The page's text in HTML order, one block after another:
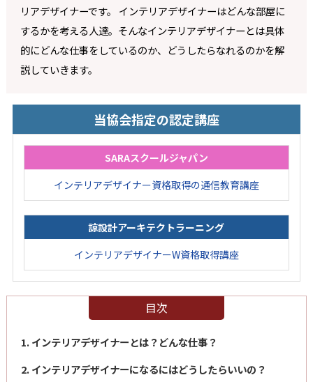
リアデザイナーです。 インテリアデザイナーはどんな部屋に
するかを考える人達。そんなインテリアデザイナーとは具体
的にどんな仕事をしているのか、どうしたらなれるのかを解
説していきます。
当協会指定の認定講座
SARAスクールジャパン
インテリアデザイナー資格取得の通信教育講座
諒設計アーキテクトラーニング
インテリアデザイナーW資格取得講座
目次
1. インテリアデザイナーとは？どんな仕事？
2. インテリアデザイナーになるにはどうしたらいいの？